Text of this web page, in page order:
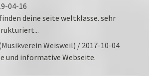
04-16
deine seite weltklasse. sehr
Weisweil) / 2017-10-04
und informative Webseite.